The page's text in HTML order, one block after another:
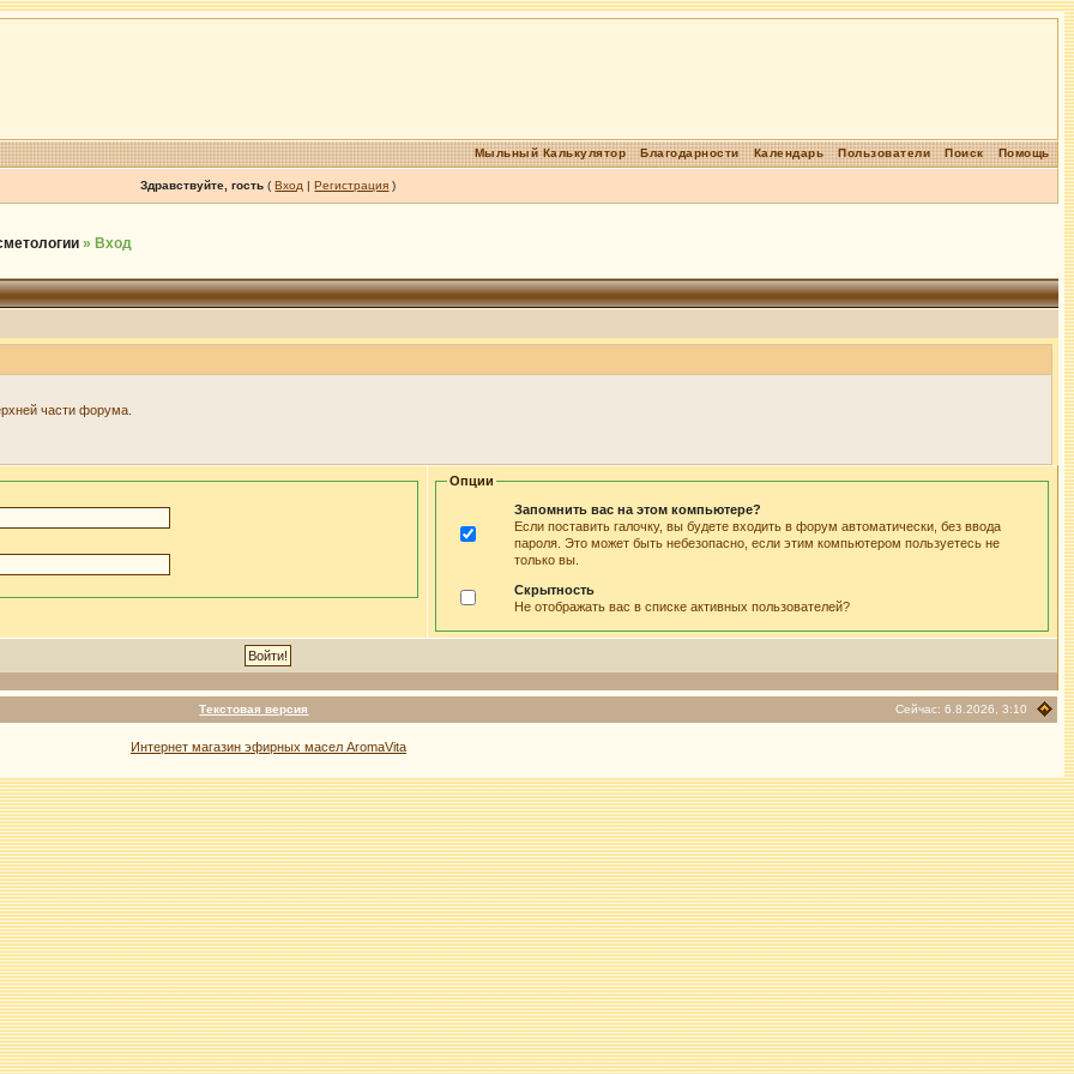
Помощь
Поиск
Пользователи
Календарь
Благодарности
Мыльный Калькулятор
Здравствуйте, гость (Вход |Регистрация )
» Вход
части форума.
Опции
Запомнить вас на этом компьютере?
Если поставить галочку, вы будете входить в форум автоматически, без ввода
пароля. Это может быть небезопасно, если этим компьютером пользуетесь не
только вы.
Скрытность
Не отображать вас в списке активных пользователей?
Текстовая версия Сейчас: 6.8.2026, 3:10
Интернет магазин эфирных масел AromaVita